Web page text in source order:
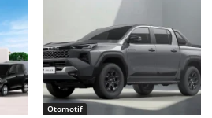
Otomotif